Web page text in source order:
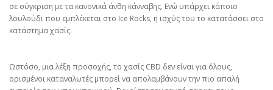
σε σύγκριση με τα κανονικά άνθη κάνναβης. Ενώ υπάρχει κάποιο
λουλούδι που εμπλέκεται στο Ice Rocks, η ισχύς του το κατατάσσει στο
κατάστημα χασίς.
Ωστόσο, μια λέξη προσοχής, το χασίς CBD δεν είναι για όλους,
ορισμένοι καταναλωτές μπορεί να απολαμβάνουν την πιο απαλή